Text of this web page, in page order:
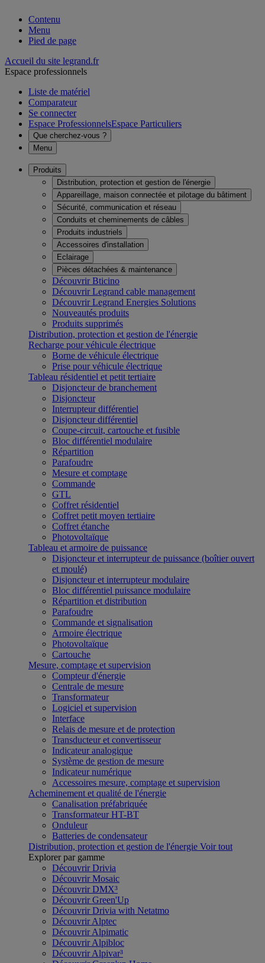
Contenu
Menu
Pied de page
Accueil du site legrand.fr
Espace professionnels
Liste de matériel
Comparateur
Se connecter
Espace ProfessionnelsEspace Particuliers
Que cherchez-vous ?
Menu
Produits
Distribution, protection et gestion de l'énergie
Appareillage, maison connectée et pilotage du bâtiment
Sécurité, communication et réseau
Conduits et cheminements de câbles
Produits industriels
Accessoires d'installation
Eclairage
Pièces détachées & maintenance
Découvrir Bticino
Découvrir Legrand cable management
Découvrir Legrand Energies Solutions
Nouveautés produits
Produits supprimés
Distribution, protection et gestion de l'énergie
Recharge pour véhicule électrique
Borne de véhicule électrique
Prise pour véhicule électrique
Tableau résidentiel et petit tertiaire
Disjoncteur de branchement
Disjoncteur
Interrupteur différentiel
Disjoncteur différentiel
Coupe-circuit, cartouche et fusible
Bloc différentiel modulaire
Répartition
Parafoudre
Mesure et comptage
Commande
GTL
Coffret résidentiel
Coffret petit moyen tertiaire
Coffret étanche
Photovoltaïque
Tableau et armoire de puissance
Disjoncteur et interrupteur de puissance (boîtier ouvert
et moulé)
Disjoncteur et interrupteur modulaire
Bloc différentiel puissance modulaire
Répartition et distribution
Parafoudre
Commande et signalisation
Armoire électrique
Photovoltaïque
Cartouche
Mesure, comptage et supervision
Compteur d'énergie
Centrale de mesure
Transformateur
Logiciel et supervision
Interface
Relais de mesure et de protection
Transducteur et convertisseur
Indicateur analogique
Système de gestion de mesure
Indicateur numérique
Accessoires mesure, comptage et supervision
Acheminement et qualité de l'énergie
Canalisation préfabriquée
Transformateur HT-BT
Onduleur
Batteries de condensateur
Distribution, protection et gestion de l'énergie Voir tout
Explorer par gamme
Découvrir Drivia
Découvrir Mosaic
Découvrir DMX³
Découvrir Green'Up
Découvrir Drivia with Netatmo
Découvrir Alptec
Découvrir Alpimatic
Découvrir Alpibloc
Découvrir Alpivar³